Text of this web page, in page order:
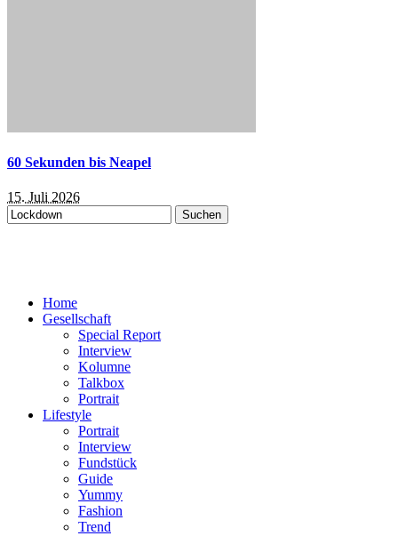
60 Sekunden bis Neapel
15. Juli 2026
Suchen
nach:
Home
Gesellschaft
Special Report
Interview
Kolumne
Talkbox
Portrait
Lifestyle
Portrait
Interview
Fundstück
Guide
Yummy
Fashion
Trend